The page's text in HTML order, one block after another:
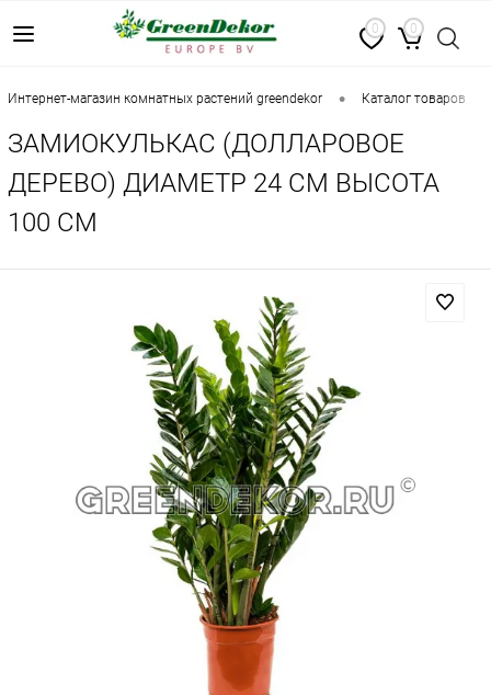
0 0
интернет-магазин комнатных растений greendekor • каталог товаров
ЗАМИОКУЛЬКАС (ДОЛЛАРОВОЕ
ДЕРЕВО) ДИАМЕТР 24 СМ ВЫСОТА
100 СМ